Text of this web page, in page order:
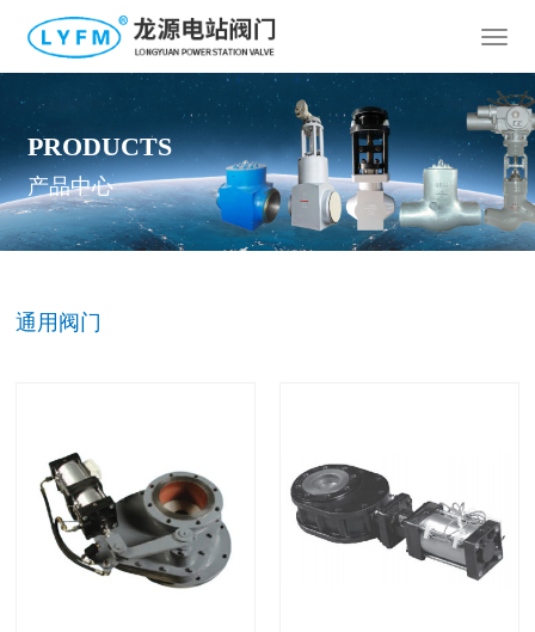
T
g
g
e
n
a
v
PRODUCTS
产品中心
通用阀门